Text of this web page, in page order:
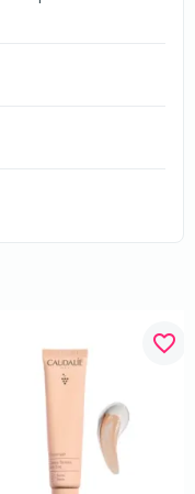
favorite_border